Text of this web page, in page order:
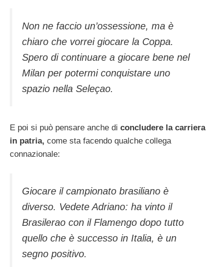
Non ne faccio un’ossessione, ma è
chiaro che vorrei giocare la Coppa.
Spero di continuare a giocare bene nel
Milan per potermi conquistare uno
spazio nella Seleçao.
E poi si può pensare anche di concludere la carriera
in patria, come sta facendo qualche collega
connazionale:
Giocare il campionato brasiliano è
diverso. Vedete Adriano: ha vinto il
Brasilerao con il Flamengo dopo tutto
quello che è successo in Italia, è un
segno positivo.